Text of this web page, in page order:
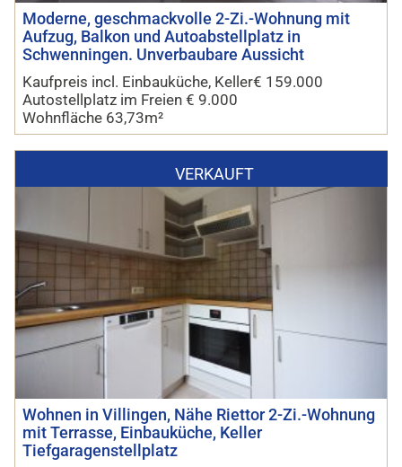
Moderne, geschmackvolle 2-Zi.-Wohnung mit
Aufzug, Balkon und Autoabstellplatz in
Schwenningen. Unverbaubare Aussicht
Kaufpreis incl. Einbauküche, Keller€ 159.000
Autostellplatz im Freien € 9.000
Wohnfläche 63,73m²
VERKAUFT
Wohnen in Villingen, Nähe Riettor 2-Zi.-Wohnung
mit Terrasse, Einbauküche, Keller
Tiefgaragenstellplatz